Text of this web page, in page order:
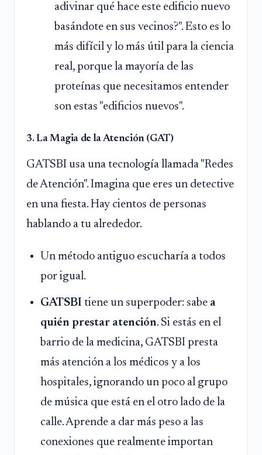
adivinar qué hace este edificio nuevo
basándote en sus vecinos?". Esto es lo
más difícil y lo más útil para la ciencia
real, porque la mayoría de las
proteínas que necesitamos entender
son estas "edificios nuevos".
3. La Magia de la Atención (GAT)
GATSBI usa una tecnología llamada "Redes
de Atención". Imagina que eres un detective
en una fiesta. Hay cientos de personas
hablando a tu alrededor.
Un método antiguo escucharía a todos
por igual.
GATSBI tiene un superpoder: sabe a
quién prestar atención. Si estás en el
barrio de la medicina, GATSBI presta
más atención a los médicos y a los
hospitales, ignorando un poco al grupo
de música que está en el otro lado de la
calle. Aprende a dar más peso a las
conexiones que realmente importan